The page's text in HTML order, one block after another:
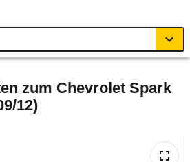
zum Chevrolet Spark
12)